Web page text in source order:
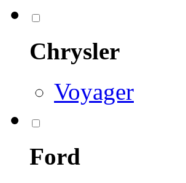
Chrysler
Voyager
Ford